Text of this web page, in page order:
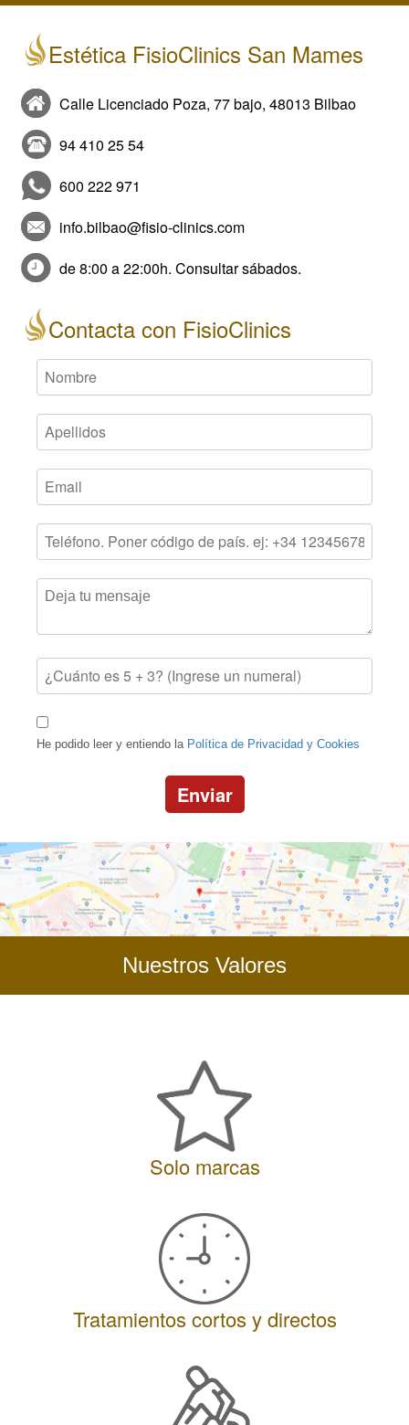
Estética FisioClinics San Mames
Calle Licenciado Poza, 77 bajo, 48013 Bilbao
94 410 25 54
600 222 971
info.bilbao@fisio-clinics.com
de 8:00 a 22:00h. Consultar sábados.
Contacta con FisioClinics
He podido leer y entiendo la Política de Privacidad y Cookies
Enviar
Nuestros Valores
Solo marcas
Tratamientos cortos y directos